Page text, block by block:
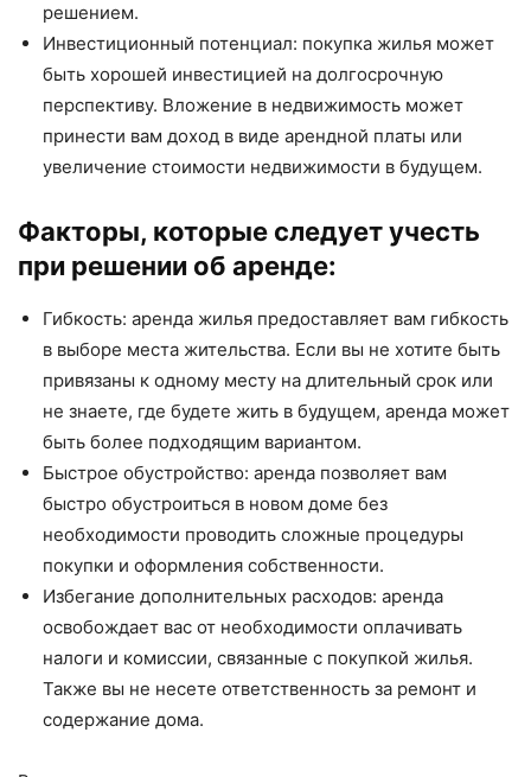
решением.
Инвестиционный потенциал: покупка жилья может
быть хорошей инвестицией на долгосрочную
перспективу. Вложение в недвижимость может
принести вам доход в виде арендной платы или
увеличение стоимости недвижимости в будущем.
Факторы, которые следует учесть
при решении об аренде:
Гибкость: аренда жилья предоставляет вам гибкость
в выборе места жительства. Если вы не хотите быть
привязаны к одному месту на длительный срок или
не знаете, где будете жить в будущем, аренда может
быть более подходящим вариантом.
Быстрое обустройство: аренда позволяет вам
быстро обустроиться в новом доме без
необходимости проводить сложные процедуры
покупки и оформления собственности.
Избегание дополнительных расходов: аренда
освобождает вас от необходимости оплачивать
налоги и комиссии, связанные с покупкой жилья.
Также вы не несете ответственность за ремонт и
содержание дома.